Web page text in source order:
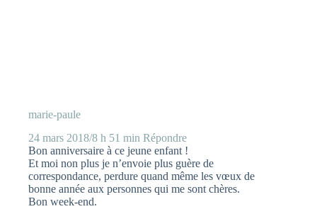
marie-paule
24 mars 2018/8 h 51 min Répondre
Bon anniversaire à ce jeune enfant !
Et moi non plus je n’envoie plus guère de
correspondance, perdure quand même les vœux de
bonne année aux personnes qui me sont chères.
Bon week-end.